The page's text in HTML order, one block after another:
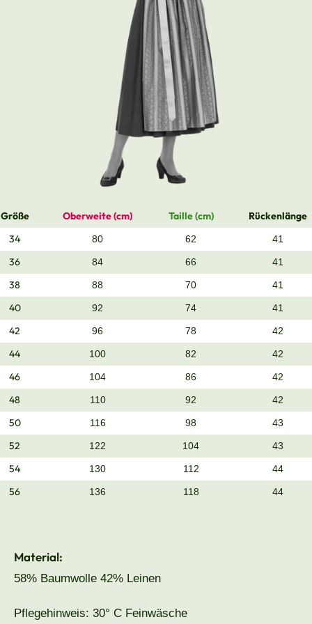
Größe Oberweite (cm) Taille (cm)
Rückenlänge
34
80 62 41
36 84 66 41
38 88 70 41
40 92 74 41
42 96 78 42
44 100 82 42
46 104 86 42
48 110 92 42
50 116 98 43
52 122 104 43
54 130 112 44
56 136 118 44
Material:
58% Baumwolle 42% Leinen
Pflegehinweis: 30° C Feinwäsche